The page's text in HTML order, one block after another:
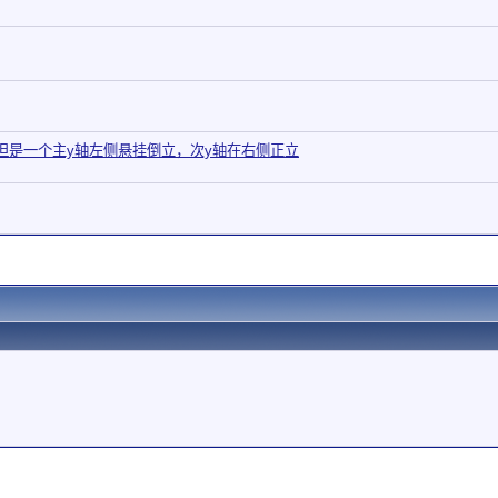
一个主y轴左侧悬挂倒立，次y轴在右侧正立